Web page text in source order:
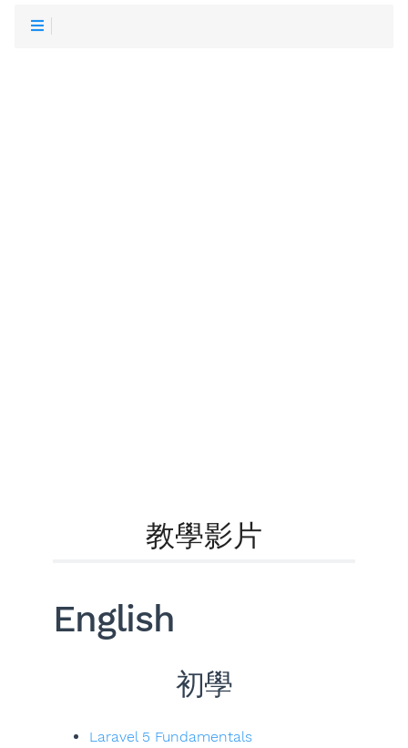
教學影片
English
初學
Laravel 5 Fundamentals